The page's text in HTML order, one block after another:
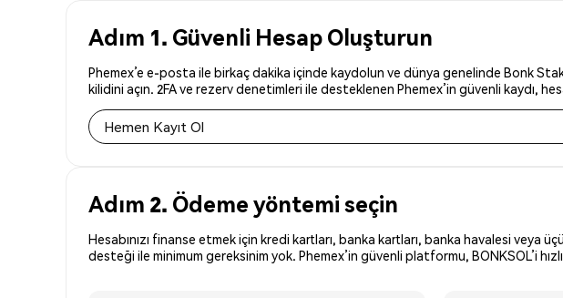
Adım 1. Güvenli Hesap Oluşturun
Phemex’e e-posta ile birkaç dakika içinde kaydolun ve dünya genelinde Bonk
kilidini açın. 2FA ve rezerv denetimleri ile desteklenen Phemex’in güvenli kaydı,
Hemen Kayıt Ol
Adım 2. Ödeme yöntemi seçin
Hesabınızı finanse etmek için kredi kartları, banka kartları, banka havalesi veya
desteği ile minimum gereksinim yok. Phemex’in güvenli platformu, BONKSOL’i